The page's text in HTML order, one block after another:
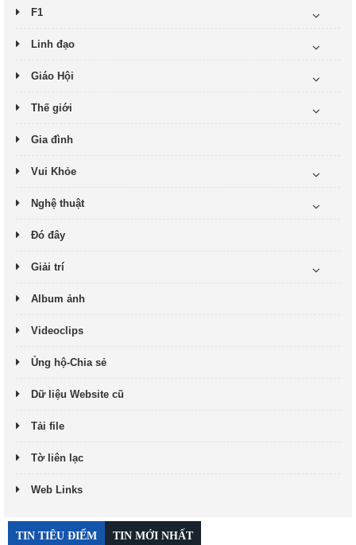
F1
Linh đạo
Giáo Hội
Thế giới
Gia đình
Vui Khỏe
Nghệ thuật
Đó đây
Giải trí
Album ảnh
Videoclips
Ủng hộ-Chia sẻ
Dữ liệu Website cũ
Tải file
Tờ liên lạc
Web Links
TIN TIÊU ĐIỂM TIN MỚI NHẤT